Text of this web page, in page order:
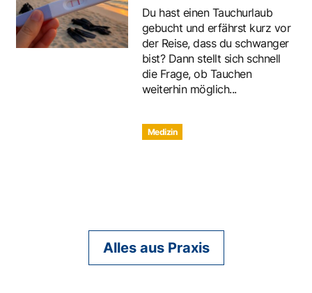
Du hast einen Tauchurlaub
gebucht und erfährst kurz vor
der Reise, dass du schwanger
bist? Dann stellt sich schnell
die Frage, ob Tauchen
weiterhin möglich...
Medizin
Alles aus Praxis